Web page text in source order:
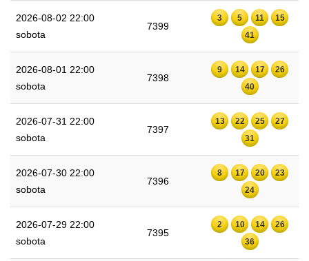
2026-08-02 22:00
sobota
7399
3 5 11
15
41
2026-08-01 22:00
sobota
7398
9 14 17
26
40
2026-07-31 22:00
sobota
7397
13 22 25
27
31
2026-07-30 22:00
sobota
7396
8 17 20
23
24
2026-07-29 22:00
sobota
7395
2 10 14
26
36